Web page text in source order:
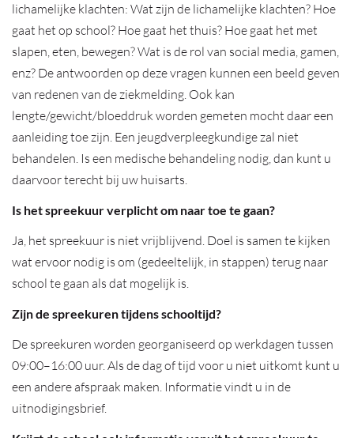
lichamelijke klachten: Wat zijn de lichamelijke klachten? Hoe
gaat het op school? Hoe gaat het thuis? Hoe gaat het met
slapen, eten, bewegen? Wat is de rol van social media, gamen,
enz? De antwoorden op deze vragen kunnen een beeld geven
van redenen van de ziekmelding. Ook kan
lengte/gewicht/bloeddruk worden gemeten mocht daar een
aanleiding toe zijn. Een jeugdverpleegkundige zal niet
behandelen. Is een medische behandeling nodig, dan kunt u
daarvoor terecht bij uw huisarts.
Is het spreekuur verplicht om naar toe te gaan?
Ja, het spreekuur is niet vrijblijvend. Doel is samen te kijken
wat ervoor nodig is om (gedeeltelijk, in stappen) terug naar
school te gaan als dat mogelijk is.
Zijn de spreekuren tijdens schooltijd?
De spreekuren worden georganiseerd op werkdagen tussen
09:00–16:00 uur. Als de dag of tijd voor u niet uitkomt kunt u
een andere afspraak maken. Informatie vindt u in de
uitnodigingsbrief.